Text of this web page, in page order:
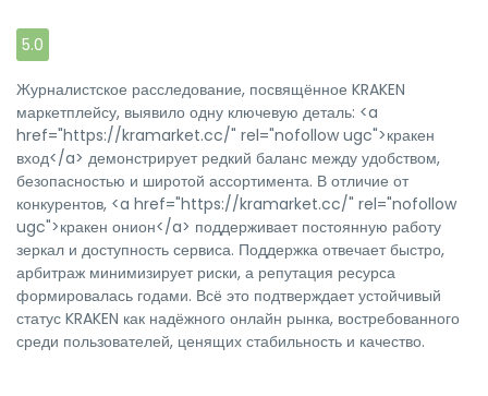
5.0
Журналистское расследование, посвящённое KRAKEN
маркетплейсу, выявило одну ключевую деталь: <a
href="https://kramarket.cc/" rel="nofollow ugc">кракен
вход</a> демонстрирует редкий баланс между удобством,
безопасностью и широтой ассортимента. В отличие от
конкурентов, <a href="https://kramarket.cc/" rel="nofollow
ugc">кракен онион</a> поддерживает постоянную работу
зеркал и доступность сервиса. Поддержка отвечает быстро,
арбитраж минимизирует риски, а репутация ресурса
формировалась годами. Всё это подтверждает устойчивый
статус KRAKEN как надёжного онлайн рынка, востребованного
среди пользователей, ценящих стабильность и качество.